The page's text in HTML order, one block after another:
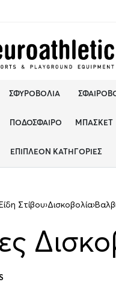
ΣΦΥΡΟΒΟΛΊΑ
ΠΟΔΌΣΦΑΙΡΟ ΜΠΆΣΚΕΤ
ΕΠΙΠΛΈΟΝ ΚΑΤΗΓΟΡΊΕΣ
Στίβου›Δισκοβολία›